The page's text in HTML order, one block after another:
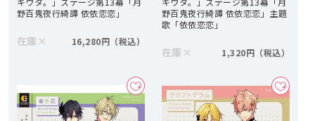
野百鬼夜行綺譚 依依恋恋」
在庫 × 16,280円
野百鬼夜行綺譚 依依恋恋」主題
歌「依依恋恋」
在庫 × 1,320円